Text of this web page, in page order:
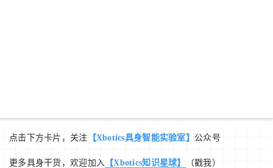
点击下方卡片，关注 【Xbotics具身智能实验室】公众号
更多具身干货，欢迎加入 【Xbotics知识星球】 （戳我）